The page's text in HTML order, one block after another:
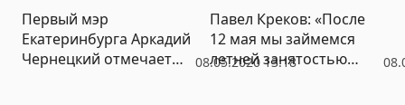
08.05.2020 13:18
Первый мэр
Екатеринбурга Аркадий
Чернецкий отмечает
Павел Креков: «После
12 мая мы займемся
летней занятостью